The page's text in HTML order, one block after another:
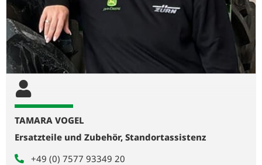
TAMARA VOGEL
Ersatzteile und Zubehör, Standortassistenz
+49 (0) 7577 93349 20